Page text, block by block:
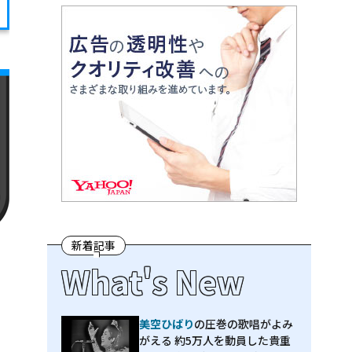
新着記事
What's New
美空ひばりの圧巻の歌唱がよみ
がえる 約5万人を動員した貴重